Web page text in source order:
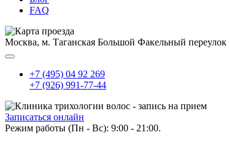
FAQ
Москва, м. Таганская Большой Факельный переулок
+7 (495) 04 92 269
+7 (926) 991-77-44
Записаться онлайн
Режим работы (Пн - Вс): 9:00 - 21:00.